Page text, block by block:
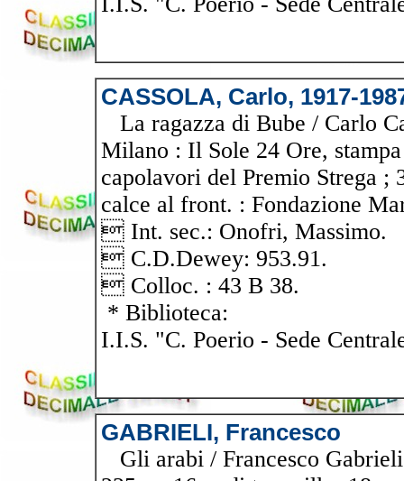
CASSOLA, Carlo, 1917-
La ragazza di Bube / Carlo
Milano : Il Sole 24 Ore,
capolavori del Premio Strega ;
calce al front. : Fondazione
 Int. sec.: Onofri, Massimo.
 C.D.Dewey: 953.91.
 Colloc. : 43 B 38.
* Biblioteca:
I.I.S. "C. Poerio - Sede
GABRIELI, Francesco
Gli arabi / Francesco